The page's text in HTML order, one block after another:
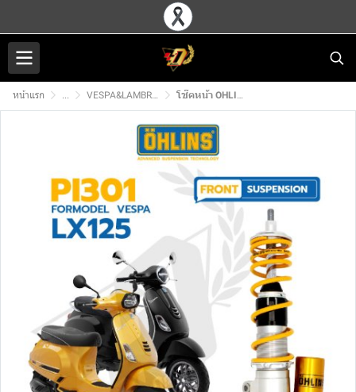
หน้าแรก ... VESPA&LAMBRETTA โช๊คหน้า OHLINS โช๊คหน้า OHLINS PI301 สำหรับ VESPA S125 LX125